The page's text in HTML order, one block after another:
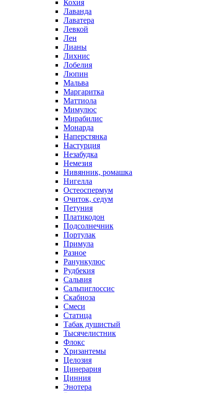
Кохия
Лаванда
Лаватера
Левкой
Лен
Лианы
Лихнис
Лобелия
Люпин
Мальва
Маргаритка
Маттиола
Мимулюс
Мирабилис
Монарда
Наперстянка
Настурция
Незабудка
Немезия
Нивянник, ромашка
Нигелла
Остеоспермум
Очиток, седум
Петуния
Платикодон
Подсолнечник
Портулак
Примула
Разное
Ранункулюс
Рудбекия
Сальвия
Сальпиглоссис
Скабиоза
Смеси
Статица
Табак душистый
Тысячелистник
Флокс
Хризантемы
Целозия
Цинерария
Цинния
Энотера